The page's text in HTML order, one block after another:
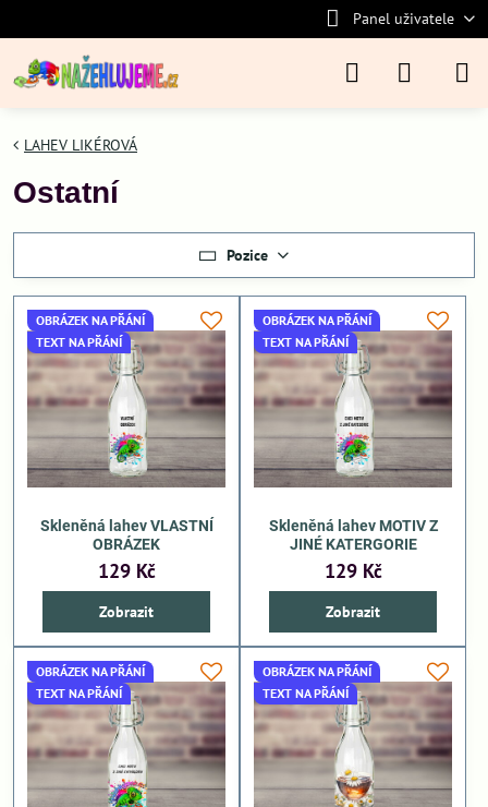
Panel uživatele
LAHEV LIKÉROVÁ
Ostatní
Pozice
OBRÁZEK NA PŘÁNÍ
TEXT NA PŘÁNÍ
Skleněná lahev VLASTNÍ
OBRÁZEK
129 Kč
Zobrazit
OBRÁZEK NA PŘÁNÍ
TEXT NA PŘÁNÍ
Skleněná lahev MOTIV Z
JINÉ KATERGORIE
129 Kč
Zobrazit
OBRÁZEK NA PŘÁNÍ
TEXT NA PŘÁNÍ
OBRÁZEK NA PŘÁNÍ
TEXT NA PŘÁNÍ